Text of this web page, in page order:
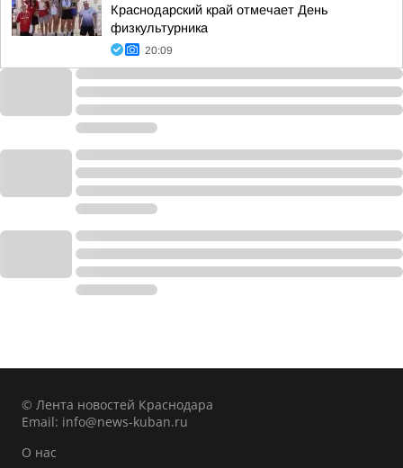
Краснодарский край отмечает День
физкультурника
20:09
© Лента новостей Краснодара
Email: info@news-kuban.ru
О нас